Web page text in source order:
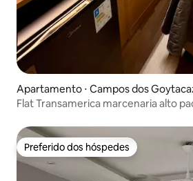
Apartamento ⋅ Campos dos
Flat Transamerica marcenaria alto
Preferido dos hóspedes
Preferido dos hóspedes